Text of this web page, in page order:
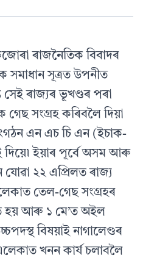
ৰাজনৈতিক বিবাদৰ
সমাধান সূত্ৰত উপনীত
সেই ৰাজ্যৰ ভূখণ্ডৰ পৰা
সংগ্ৰহ কৰিবলৈ দিয়া
সংগঠন এন এচ চি এন (ইচাক-
ইয়াৰ পূর্বে অসম আৰু
যোৱা ২২ এপ্ৰিলত ৰাজ্য
তেল-গেছ সংগ্ৰহৰ
হয় আৰু ১ মে’ত অইল
বিষয়াই নাগালেণ্ডৰ
খনন কাৰ্য চলাবলৈ